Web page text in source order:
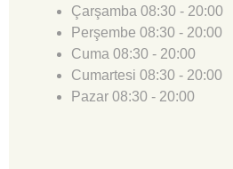
Çarşamba 08:30 - 20:00
Perşembe 08:30 - 20:00
Cuma 08:30 - 20:00
Cumartesi 08:30 - 20:00
Pazar 08:30 - 20:00